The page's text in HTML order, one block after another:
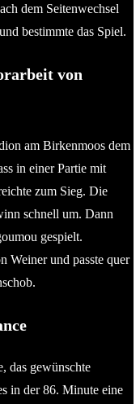
dem Seitenwechsel
bestimmte das Spiel.
von
am Birkenmoos dem
in einer Partie mit
zum Sieg. Die
schnell um. Dann
gespielt.
Weiner und passte quer
das gewünschte
in der 86. Minute eine